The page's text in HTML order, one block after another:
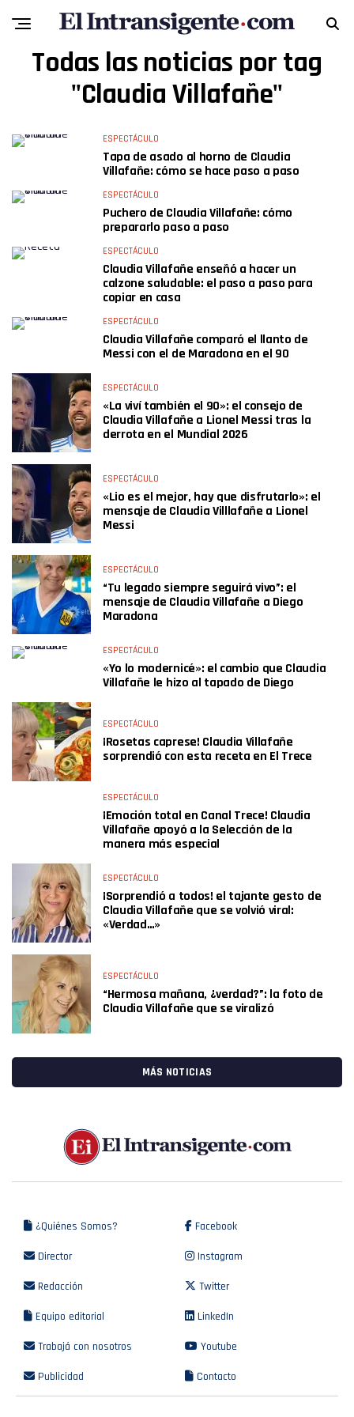
Todas las noticias por tag
"Claudia Villafañe"
ESPECTÁCULO
Tapa de asado al horno de Claudia
Villafañe: cómo se hace paso a paso
ESPECTÁCULO
Puchero de Claudia Villafañe: cómo
prepararlo paso a paso
ESPECTÁCULO
Claudia Villafañe enseñó a hacer un
calzone saludable: el paso a paso para
copiar en casa
ESPECTÁCULO
Claudia Villafañe comparó el llanto de
Messi con el de Maradona en el 90
ESPECTÁCULO
«La viví también el 90»: el consejo de
Claudia Villafañe a Lionel Messi tras la
derrota en el Mundial 2026
ESPECTÁCULO
«Lio es el mejor, hay que disfrutarlo»: el
mensaje de Claudia Villlafañe a Lionel
Messi
ESPECTÁCULO
“Tu legado siempre seguirá vivo”: el
mensaje de Claudia Villafañe a Diego
Maradona
ESPECTÁCULO
«Yo lo modernicé»: el cambio que Claudia
Villafañe le hizo al tapado de Diego
ESPECTÁCULO
¡Rosetas caprese! Claudia Villafañe
sorprendió con esta receta en El Trece
ESPECTÁCULO
¡Emoción total en Canal Trece! Claudia
Villafañe apoyó a la Selección de la
manera más especial
ESPECTÁCULO
¡Sorprendió a todos! el tajante gesto de
Claudia Villafañe que se volvió viral:
«Verdad…»
ESPECTÁCULO
“Hermosa mañana, ¿verdad?”: la foto de
Claudia Villafañe que se viralizó
MÁS NOTICIAS
¿Quiénes Somos?
Director
Redacción
Equipo editorial
Trabajá con nosotros
Publicidad
Facebook
Instagram
Twitter
LinkedIn
Youtube
Contacto